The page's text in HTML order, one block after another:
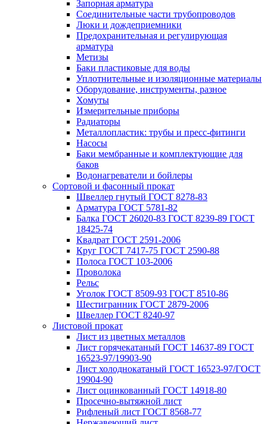
Запорная арматура
Соединительные части трубопроводов
Люки и дождеприемники
Предохранительная и регулирующая
арматура
Метизы
Баки пластиковые для воды
Уплотнительные и изоляционные материалы
Оборудование, инструменты, разное
Хомуты
Измерительные приборы
Радиаторы
Металлопластик: трубы и пресс-фитинги
Насосы
Баки мембранные и комплектующие для
баков
Водонагреватели и бойлеры
Сортовой и фасонный прокат
Швеллер гнутый ГОСТ 8278-83
Арматура ГОСТ 5781-82
Балка ГОСТ 26020-83 ГОСТ 8239-89 ГОСТ
18425-74
Квадрат ГОСТ 2591-2006
Круг ГОСТ 7417-75 ГОСТ 2590-88
Полоса ГОСТ 103-2006
Проволока
Рельс
Уголок ГОСТ 8509-93 ГОСТ 8510-86
Шестигранник ГОСТ 2879-2006
Швеллер ГОСТ 8240-97
Листовой прокат
Лист из цветных металлов
Лист горячекатаный ГОСТ 14637-89 ГОСТ
16523-97/19903-90
Лист холоднокатаный ГОСТ 16523-97/ГОСТ
19904-90
Лист оцинкованный ГОСТ 14918-80
Просечно-вытяжной лист
Рифленый лист ГОСТ 8568-77